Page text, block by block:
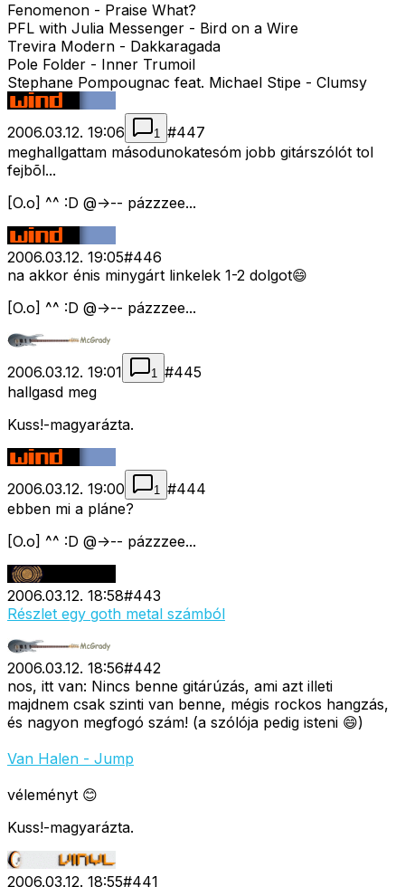
Fenomenon - Praise What?
PFL with Julia Messenger - Bird on a Wire
Trevira Modern - Dakkaragada
Pole Folder - Inner Trumoil
Stephane Pompougnac feat. Michael Stipe - Clumsy
2006.03.12. 19:06 1 #447
meghallgattam másodunokatesóm jobb gitárszólót tol
fejbõl...
[O.o] ^^ :D @->-- pázzzee...
2006.03.12. 19:05#446
na akkor énis minygárt linkelek 1-2 dolgot😄
[O.o] ^^ :D @->-- pázzzee...
2006.03.12. 19:01 1 #445
hallgasd meg
Kuss!-magyarázta.
2006.03.12. 19:00 1 #444
ebben mi a pláne?
[O.o] ^^ :D @->-- pázzzee...
2006.03.12. 18:58#443
Részlet egy goth metal számból
2006.03.12. 18:56#442
nos, itt van: Nincs benne gitárúzás, ami azt illeti
majdnem csak szinti van benne, mégis rockos hangzás,
és nagyon megfogó szám! (a szólója pedig isteni 😄)
Van Halen - Jump
véleményt 😊
Kuss!-magyarázta.
2006.03.12. 18:55#441